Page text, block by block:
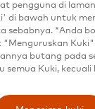
tentang
pendapatan,
yang rendah
dan petani
setelah
pengguna di
di bawah untuk
sebabnya. *Anda
"Menguruskan
butang pada
semua Kuki,